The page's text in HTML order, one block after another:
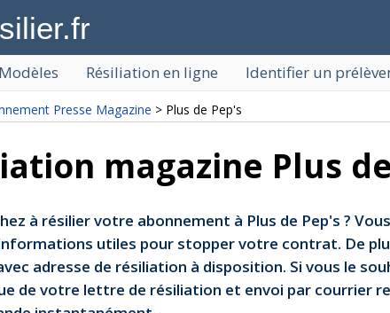
Modèles Résiliation en ligne Identifier un
Presse Magazine > Plus de Pep's
magazine Plus
à résilier votre abonnement à Plus de Pep's ?
utiles pour stopper votre contrat. De
adresse de résiliation à disposition. Si vous le
de votre lettre de résiliation et envoi par courrier